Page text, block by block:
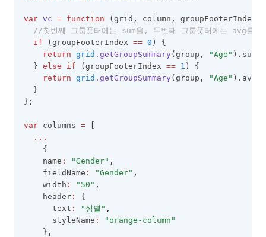
var vc = function (grid , column , groupFooterIndex
//첫번째 그룹풋터에는 sum을, 두번째 그룹풋터에는 avg를
if (groupFooterIndex == 0 ) {
return grid .getGroupSummary (group , "Age" ).sum;
  }
else if (groupFooterIndex == 1 ) {
return grid .getGroupSummary (group , "Age" ).avg;
  }
};
var columns =
...
    {
    name
: "Gender" ,
    fieldName
: "Gender" ,
    width
: "50" ,
    header
:
{
      text
: "성별" ,
      styleName
:
"orange-column"
    }
,